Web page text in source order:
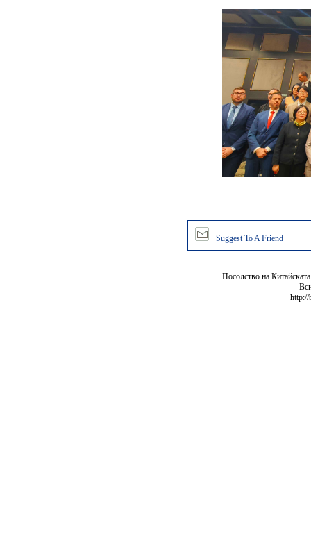
Suggest To A Friend
Посолство на
http://